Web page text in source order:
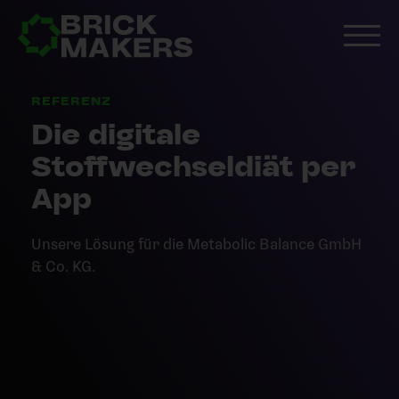
REFERENZ
Die digitale
Stoffwechseldiät per
App
Unsere Lösung für die Metabolic Balance GmbH
& Co. KG.